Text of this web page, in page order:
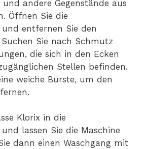
andere Gegenstände aus
Öffnen Sie die
und entfernen Sie den
Sie nach Schmutz
die sich in den Ecken
Stellen befinden.
weiche Bürste, um den
Klorix in die
lassen Sie die Maschine
dann einen Waschgang mit